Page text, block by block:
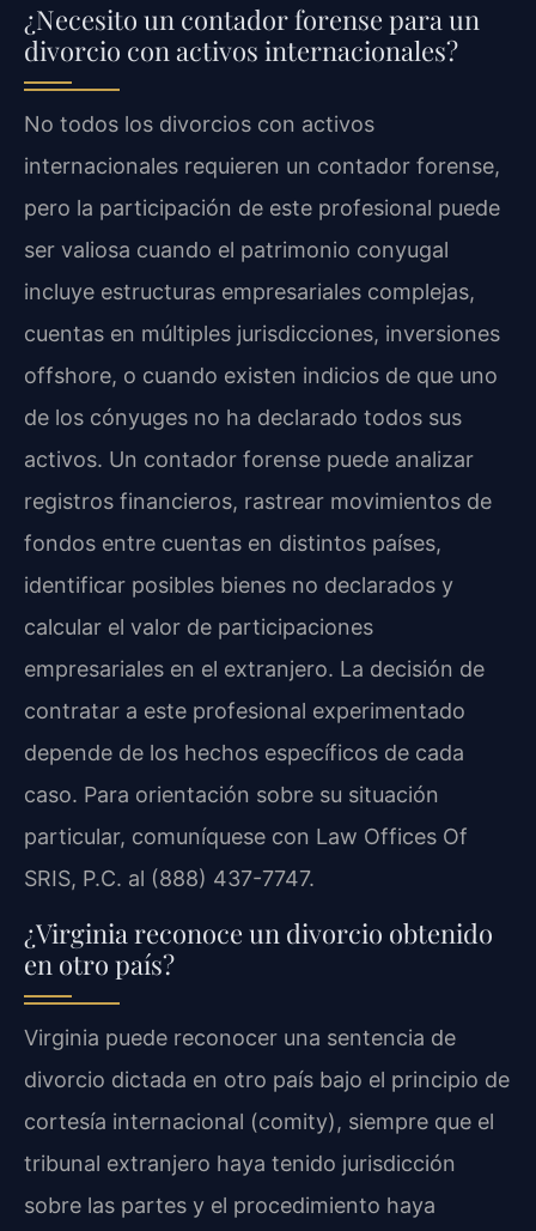
¿Necesito un contador forense para un
divorcio con activos internacionales?
No todos los divorcios con activos
internacionales requieren un contador forense,
pero la participación de este profesional puede
ser valiosa cuando el patrimonio conyugal
incluye estructuras empresariales complejas,
cuentas en múltiples jurisdicciones, inversiones
offshore, o cuando existen indicios de que uno
de los cónyuges no ha declarado todos sus
activos. Un contador forense puede analizar
registros financieros, rastrear movimientos de
fondos entre cuentas en distintos países,
identificar posibles bienes no declarados y
calcular el valor de participaciones
empresariales en el extranjero. La decisión de
contratar a este profesional experimentado
depende de los hechos específicos de cada
caso. Para orientación sobre su situación
particular, comuníquese con Law Offices Of
SRIS, P.C. al (888) 437-7747.
¿Virginia reconoce un divorcio obtenido
en otro país?
Virginia puede reconocer una sentencia de
divorcio dictada en otro país bajo el principio de
cortesía internacional (comity), siempre que el
tribunal extranjero haya tenido jurisdicción
sobre las partes y el procedimiento haya